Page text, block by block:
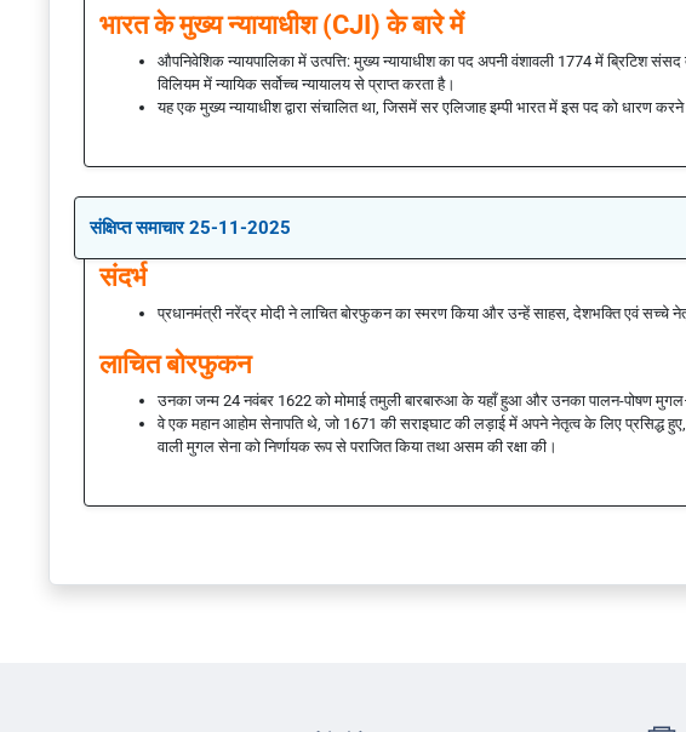
भारत के मुख्य न्यायाधीश (CJI) के बारे में
औपनिवेशिक न्यायपालिका में उत्पत्ति: मुख्य न्यायाधीश का पद अपनी वंशावली 1774 में ब्रिटिश संसद
विलियम में न्यायिक सर्वोच्च न्यायालय से प्राप्त करता है।
यह एक मुख्य न्यायाधीश द्वारा संचालित था, जिसमें सर एलिजाह इम्पी भारत में इस पद को धारण
संक्षिप्त समाचार 25-11-2025
संदर्भ
प्रधानमंत्री नरेंद्र मोदी ने लाचित बोरफुकन का स्मरण किया और उन्हें साहस, देशभक्ति एवं सच्चे
लाचित बोरफुकन
उनका जन्म 24 नवंबर 1622 को मोमाई तमुली बारबारुआ के यहाँ हुआ और उनका पालन-पोषण
वे एक महान आहोम सेनापति थे, जो 1671 की सराइघाट की लड़ाई में अपने नेतृत्व के लिए प्रसिद्ध
वाली मुगल सेना को निर्णायक रूप से पराजित किया तथा असम की रक्षा की।